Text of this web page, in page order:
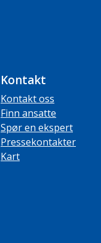
Kontakt
Kontakt oss
Finn ansatte
Spør en ekspert
Pressekontakter
Kart